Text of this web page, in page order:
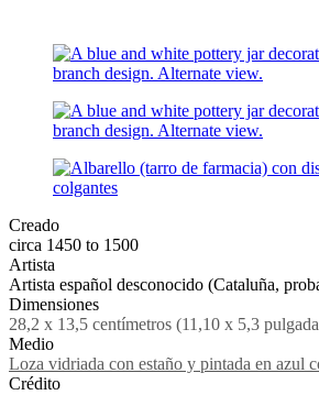
Creado
circa 1450 to 1500
Artista
Artista español desconocido (Cataluña,
Dimensiones
28,2 x 13,5 centímetros (11,10 x 5,3
Medio
Loza vidriada con estaño y pintada en azul
Crédito